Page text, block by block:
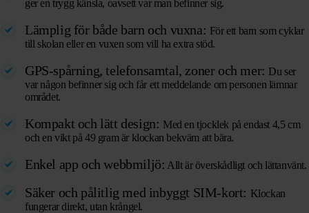
ger en trygg känsla, oavsett var man befinner sig.
Lämplig för både barn och vuxna: För ett barn som cyklar
till skolan eller en vuxen som vill ha extra stöd.
GPS-spårning, telefonsamtal, zoner och mer: Du ser
var någon befinner sig och får ett meddelande om personen lämnar
området.
Kompakt och lätt design: Med en tjocklek på endast 4,5 cm
och en vikt på 49 gram är klockan bekväm att bära.
Enkel app och webbmiljö: Allt är överskådligt och lättanvänt.
Säker och pålitlig med inbyggt SIM-kort: Klockan
fungerar direkt, utan krångel.